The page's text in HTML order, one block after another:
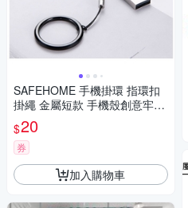
SAFEHOME 手機掛環 指環扣
掛繩 金屬短款 手機殼創意牢固
繩 12公分長 CPA027
$20
券
加入購物車